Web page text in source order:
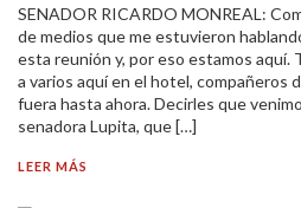
SENADOR RICARDO MONREAL:
de medios que me estuvieron
esta reunión y, por eso estamos aquí.
a varios aquí en el hotel, compañeros
fuera hasta ahora. Decirles que
senadora Lupita, que […]
LEER MÁS